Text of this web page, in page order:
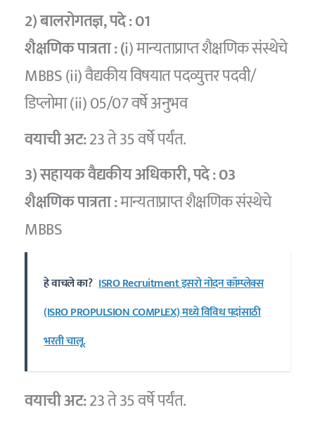
2) बालरोगतज्ञ, पदे :01
शैक्षणिक पात्रता : (i) मान्यताप्राप्त शैक्षणिक संस्थेचे
MBBS (ii) वैद्यकीय विषयात पदव्युत्तर पदवी/
डिप्लोमा (ii) 05/07 वर्षे अनुभव
वयाची अट:23 ते 35 वर्षे पर्यंत.
3) सहायक वैद्यकीय अधिकारी, पदे :03
शैक्षणिक पात्रता :मान्यताप्राप्त शैक्षणिक संस्थेचे
MBBS
हे वाचले का? ISRO Recruitment इसरो नोदन कॉम्प्लेक्स
(ISRO PROPULSION COMPLEX) मध्ये विविध पदांसाठी
भरती चालू.
वयाची अट:23 ते 35 वर्षे पर्यंत.